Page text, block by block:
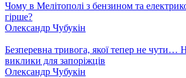
Чому в Мелітополі з бензином та
гірше?
Олександр Чубукін
Безперевна тривога, якої тепер не чути…
виклики для запоріжців
Олександр Чубукін